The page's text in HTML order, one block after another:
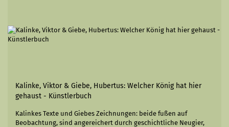
Kalinke, Viktor & Giebe, Hubertus: Welcher König hat hier
gehaust - Künstlerbuch
Kalinkes Texte und Giebes Zeichnungen: beide fußen auf
Beobachtung, sind angereichert durch geschichtliche Neugier,